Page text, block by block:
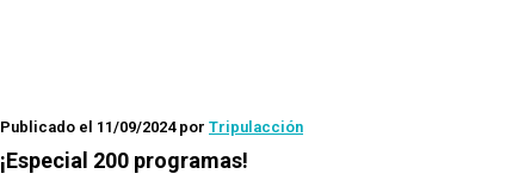
Publicado el 11/09/2024por Tripulacción
¡Especial 200 programas!